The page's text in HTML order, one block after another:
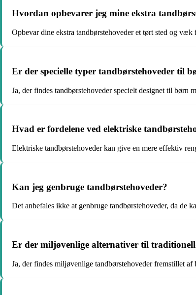
Hvordan opbevarer jeg mine ekstra
Opbevar dine ekstra tandbørstehoveder et tørt sted og
Er der specielle typer tandbørstehoveder til
Ja, der findes tandbørstehoveder specielt designet til børn
Hvad er fordelene ved elektriske
Elektriske tandbørstehoveder kan give en mere effektiv
Kan jeg genbruge tandbørstehoveder?
Det anbefales ikke at genbruge tandbørstehoveder, da de
Er der miljøvenlige alternativer til
Ja, der findes miljøvenlige tandbørstehoveder fremstillet